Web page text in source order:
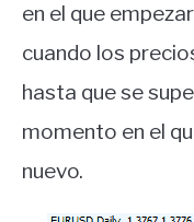
en el que
cuando los
hasta que se
momento en el
nuevo.